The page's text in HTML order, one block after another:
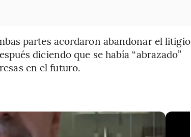
partes acordaron abandonar el litigio
diciendo que se había “abrazado”
en el futuro.